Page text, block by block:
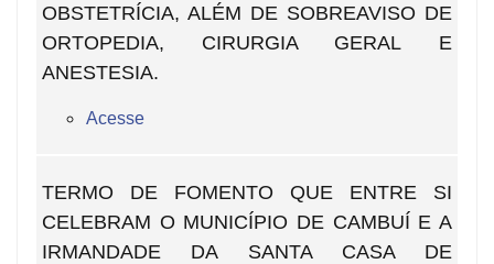
OBSTETRÍCIA, ALÉM DE SOBREAVISO DE
ORTOPEDIA, CIRURGIA GERAL E
ANESTESIA.
Acesse
TERMO DE FOMENTO QUE ENTRE SI
CELEBRAM O MUNICÍPIO DE CAMBUÍ E A
IRMANDADE DA SANTA CASA DE